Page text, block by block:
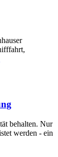
behalten. Nur
werden - ein